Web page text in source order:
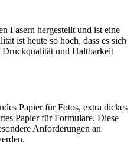
Fasern hergestellt und ist eine
ist heute so hoch, dass es sich
und Haltbarkeit
Papier für Fotos, extra dickes
Papier für Formulare. Diese
Anforderungen an